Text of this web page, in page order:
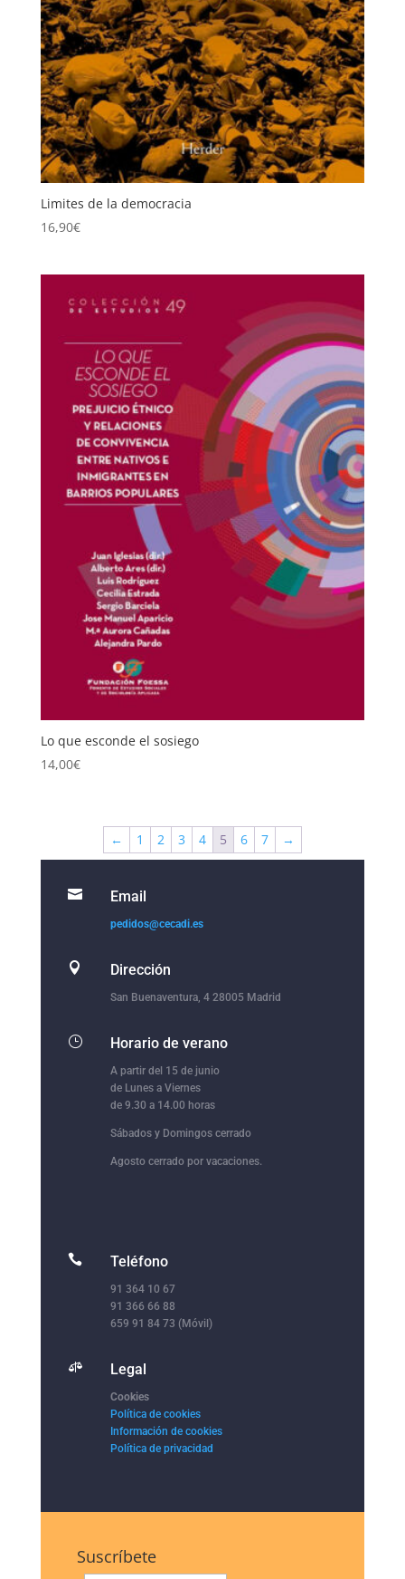
Limites de la democracia
16,90€
Lo que esconde el sosiego
14,00€
← 1 2 3 4 5 6 7 →
 Email
pedidos@cecadi.es
 Dirección
San Buenaventura, 4 28005 Madrid
} Horario de verano
A partir del 15 de junio
de Lunes a Viernes
de 9.30 a 14.00 horas
Sábados y Domingos cerrado
Agosto cerrado por vacaciones.
 Teléfono
91 364 10 67
91 366 66 88
659 91 84 73 (Móvil)
 Legal
Cookies
Política de cookies
Información de cookies
Política de privacidad
Suscríbete